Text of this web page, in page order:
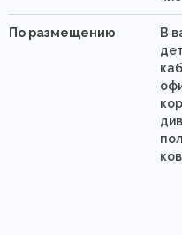
По размещению
В